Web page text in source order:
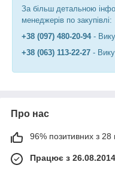
За більш детальною
менеджерів по закупівлі:
+38 (097) 480-20-94 -
+38 (063) 113-22-27 -
Про нас
96% позитивних з 28
Працює з 26.08.2014